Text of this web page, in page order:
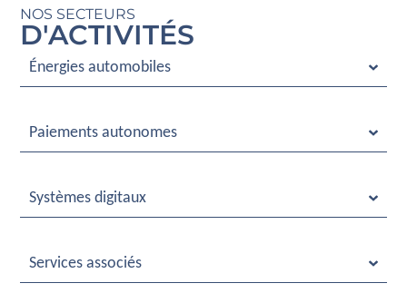
NOS SECTEURS
D'ACTIVITÉS
Énergies automobiles
Paiements autonomes
Systèmes digitaux
Services associés